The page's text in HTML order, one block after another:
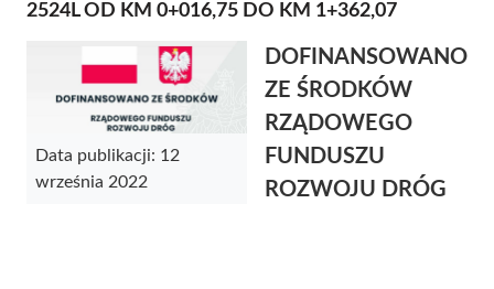
2524L OD KM 0+016,75 DO KM 1+362,07
Data publikacji: 12
września 2022
DOFINANSOWANO
ZE ŚRODKÓW
RZĄDOWEGO
FUNDUSZU
ROZWOJU DRÓG